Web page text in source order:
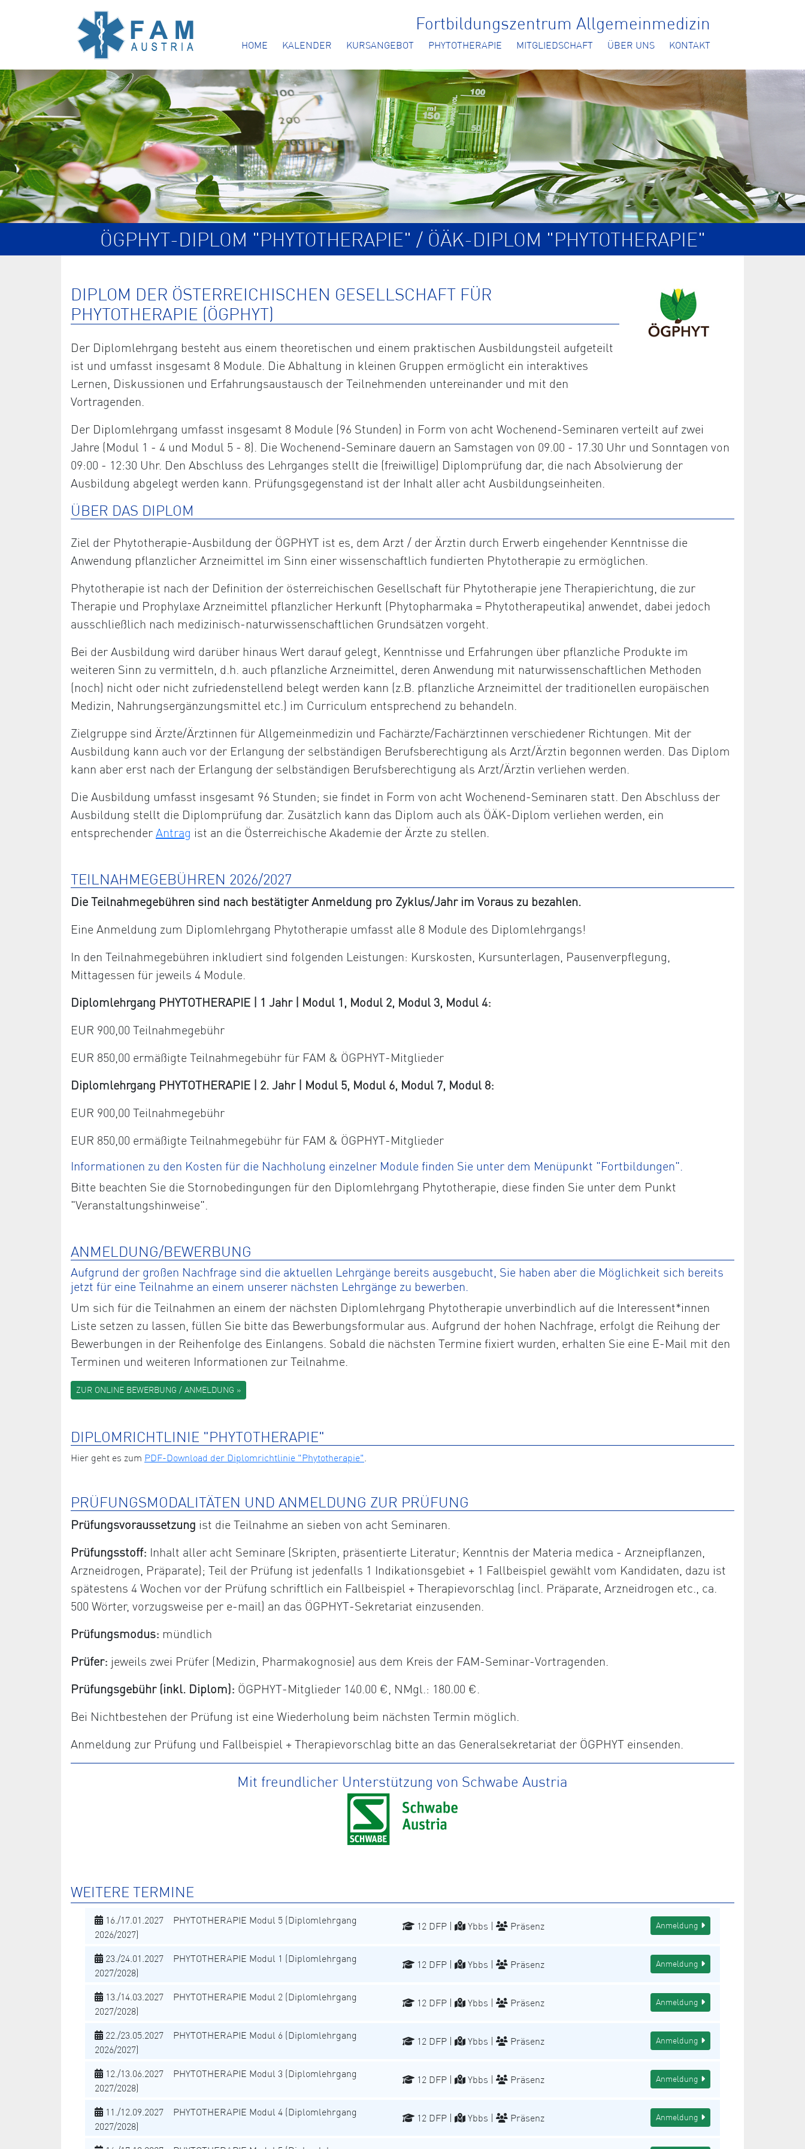
Fortbildungszentrum Allgemeinmedizin
HOME KALENDER KURSANGEBOT PHYTOTHERAPIE MITGLIEDSCHAFT ÜBER UNS KONTAKT
ÖGPHYT-DIPLOM "PHYTOTHERAPIE" / ÖÄK-DIPLOM "PHYTOTHERAPIE"
DIPLOM DER ÖSTERREICHISCHEN GESELLSCHAFT FÜR
PHYTOTHERAPIE (ÖGPHYT)
Der Diplomlehrgang besteht aus einem theoretischen und einem praktischen Ausbildungsteil aufgeteilt
ist und umfasst insgesamt 8 Module. Die Abhaltung in kleinen Gruppen ermöglicht ein interaktives
Lernen, Diskussionen und Erfahrungsaustausch der Teilnehmenden untereinander und mit den
Vortragenden.
Der Diplomlehrgang umfasst insgesamt 8 Module (96 Stunden) in Form von acht Wochenend-Seminaren verteilt auf zwei
Jahre (Modul 1 - 4 und Modul 5 - 8). Die Wochenend-Seminare dauern an Samstagen von 09.00 - 17.30 Uhr und Sonntagen von
09:00 - 12:30 Uhr. Den Abschluss des Lehrganges stellt die (freiwillige) Diplomprüfung dar, die nach Absolvierung der
Ausbildung abgelegt werden kann. Prüfungsgegenstand ist der Inhalt aller acht Ausbildungseinheiten.
ÜBER DAS DIPLOM
Ziel der Phytotherapie-Ausbildung der ÖGPHYT ist es, dem Arzt / der Ärztin durch Erwerb eingehender Kenntnisse die
Anwendung pflanzlicher Arzneimittel im Sinn einer wissenschaftlich fundierten Phytotherapie zu ermöglichen.
Phytotherapie ist nach der Definition der österreichischen Gesellschaft für Phytotherapie jene Therapierichtung, die zur
Therapie und Prophylaxe Arzneimittel pflanzlicher Herkunft (Phytopharmaka = Phytotherapeutika) anwendet, dabei jedoch
ausschließlich nach medizinisch-naturwissenschaftlichen Grundsätzen vorgeht.
Bei der Ausbildung wird darüber hinaus Wert darauf gelegt, Kenntnisse und Erfahrungen über pflanzliche Produkte im
weiteren Sinn zu vermitteln, d.h. auch pflanzliche Arzneimittel, deren Anwendung mit naturwissenschaftlichen Methoden
(noch) nicht oder nicht zufriedenstellend belegt werden kann (z.B. pflanzliche Arzneimittel der traditionellen europäischen
Medizin, Nahrungsergänzungsmittel etc.) im Curriculum entsprechend zu behandeln.
Zielgruppe sind Ärzte/Ärztinnen für Allgemeinmedizin und Fachärzte/Fachärztinnen verschiedener Richtungen. Mit der
Ausbildung kann auch vor der Erlangung der selbständigen Berufsberechtigung als Arzt/Ärztin begonnen werden. Das Diplom
kann aber erst nach der Erlangung der selbständigen Berufsberechtigung als Arzt/Ärztin verliehen werden.
Die Ausbildung umfasst insgesamt 96 Stunden; sie findet in Form von acht Wochenend-Seminaren statt. Den Abschluss der
Ausbildung stellt die Diplomprüfung dar. Zusätzlich kann das Diplom auch als ÖÄK-Diplom verliehen werden, ein
entsprechender Antrag ist an die Österreichische Akademie der Ärzte zu stellen.
TEILNAHMEGEBÜHREN 2026/2027
Die Teilnahmegebühren sind nach bestätigter Anmeldung pro Zyklus/Jahr im Voraus zu bezahlen.
Eine Anmeldung zum Diplomlehrgang Phytotherapie umfasst alle 8 Module des Diplomlehrgangs!
In den Teilnahmegebühren inkludiert sind folgenden Leistungen: Kurskosten, Kursunterlagen, Pausenverpflegung,
Mittagessen für jeweils 4 Module.
Diplomlehrgang PHYTOTHERAPIE | 1 Jahr | Modul 1, Modul 2, Modul 3, Modul 4:
EUR 900,00 Teilnahmegebühr
EUR 850,00 ermäßigte Teilnahmegebühr für FAM & ÖGPHYT-Mitglieder
Diplomlehrgang PHYTOTHERAPIE | 2. Jahr | Modul 5, Modul 6, Modul 7, Modul 8:
EUR 900,00 Teilnahmegebühr
EUR 850,00 ermäßigte Teilnahmegebühr für FAM & ÖGPHYT-Mitglieder
Informationen zu den Kosten für die Nachholung einzelner Module finden Sie unter dem Menüpunkt "Fortbildungen".
Bitte beachten Sie die Stornobedingungen für den Diplomlehrgang Phytotherapie, diese finden Sie unter dem Punkt
"Veranstaltungshinweise".
ANMELDUNG/BEWERBUNG
Aufgrund der großen Nachfrage sind die aktuellen Lehrgänge bereits ausgebucht, Sie haben aber die Möglichkeit sich bereits
jetzt für eine Teilnahme an einem unserer nächsten Lehrgänge zu bewerben.
Um sich für die Teilnahmen an einem der nächsten Diplomlehrgang Phytotherapie unverbindlich auf die Interessent*innen
Liste setzen zu lassen, füllen Sie bitte das Bewerbungsformular aus. Aufgrund der hohen Nachfrage, erfolgt die Reihung der
Bewerbungen in der Reihenfolge des Einlangens. Sobald die nächsten Termine fixiert wurden, erhalten Sie eine E-Mail mit den
Terminen und weiteren Informationen zur Teilnahme.
ZUR ONLINE BEWERBUNG / ANMELDUNG »
DIPLOMRICHTLINIE "PHYTOTHERAPIE"
Hier geht es zum PDF-Download der Diplomrichtlinie "Phytotherapie"
PRÜFUNGSMODALITÄTEN UND ANMELDUNG ZUR PRÜFUNG
Prüfungsvoraussetzung ist die Teilnahme an sieben von acht Seminaren.
Prüfungsstoff: Inhalt aller acht Seminare (Skripten, präsentierte Literatur; Kenntnis der Materia medica - Arzneipflanzen,
Arzneidrogen, Präparate); Teil der Prüfung ist jedenfalls 1 Indikationsgebiet + 1 Fallbeispiel gewählt vom Kandidaten, dazu ist
spätestens 4 Wochen vor der Prüfung schriftlich ein Fallbeispiel + Therapievorschlag (incl. Präparate, Arzneidrogen etc., ca.
500 Wörter, vorzugsweise per e-mail) an das ÖGPHYT-Sekretariat einzusenden.
Prüfungsmodus: mündlich
Prüfer: jeweils zwei Prüfer (Medizin, Pharmakognosie) aus dem Kreis der FAM-Seminar-Vortragenden.
Prüfungsgebühr (inkl. Diplom): ÖGPHYT-Mitglieder 140.00 €, NMgl.: 180.00 €.
Bei Nichtbestehen der Prüfung ist eine Wiederholung beim nächsten Termin möglich.
Anmeldung zur Prüfung und Fallbeispiel + Therapievorschlag bitte an das Generalsekretariat der ÖGPHYT einsenden.
Mit freundlicher Unterstützung von Schwabe Austria
WEITERE TERMINE
16./17.01.2027 PHYTOTHERAPIE Modul 5 (Diplomlehrgang
2026/2027)
12 DFP | Ybbs | Präsenz Anmeldung
23./24.01.2027 PHYTOTHERAPIE Modul 1 (Diplomlehrgang
2027/2028)
12 DFP | Ybbs | Präsenz Anmeldung
13./14.03.2027 PHYTOTHERAPIE Modul 2 (Diplomlehrgang
2027/2028)
12 DFP | Ybbs | Präsenz Anmeldung
22./23.05.2027 PHYTOTHERAPIE Modul 6 (Diplomlehrgang
2026/2027)
12 DFP | Ybbs | Präsenz Anmeldung
12./13.06.2027 PHYTOTHERAPIE Modul 3 (Diplomlehrgang
2027/2028)
12 DFP | Ybbs | Präsenz Anmeldung
11./12.09.2027 PHYTOTHERAPIE Modul 4 (Diplomlehrgang
2027/2028)
12 DFP | Ybbs | Präsenz Anmeldung